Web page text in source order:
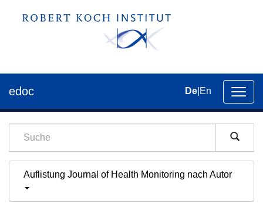
der
edoc De En
Auflistung Journal of Health Monitoring nach Autor